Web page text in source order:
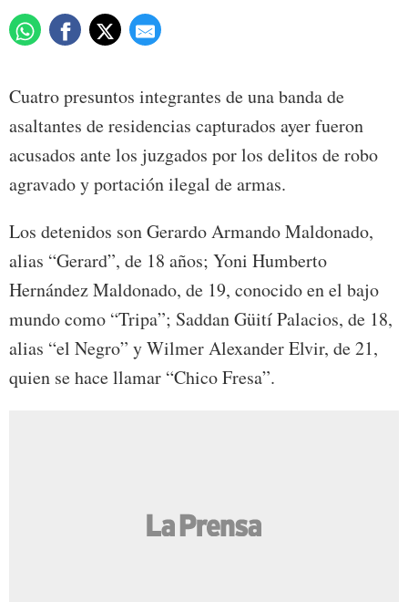
Cuatro presuntos integrantes de una banda de
asaltantes de residencias capturados ayer fueron
acusados ante los juzgados por los delitos de robo
agravado y portación ilegal de armas.
Los detenidos son Gerardo Armando Maldonado,
alias “Gerard”, de 18 años; Yoni Humberto
Hernández Maldonado, de 19, conocido en el bajo
mundo como “Tripa”; Saddan Güití Palacios, de 18,
alias “el Negro” y Wilmer Alexander Elvir, de 21,
quien se hace llamar “Chico Fresa”.